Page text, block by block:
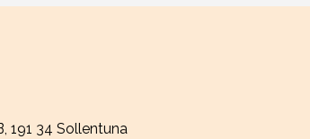
191 34 Sollentuna